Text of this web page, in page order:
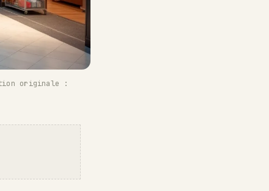
originale :